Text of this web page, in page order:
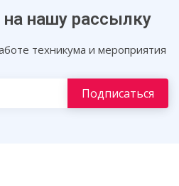
нашу рассылку
техникума и мероприятия